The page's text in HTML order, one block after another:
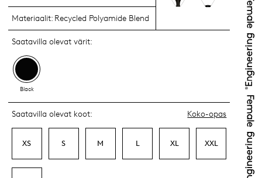
Materiaalit: Recycled Polyamide Blend
Saatavilla olevat värit:
Black
Saatavilla olevat koot: Koko-opas
XS S M L XL XXL